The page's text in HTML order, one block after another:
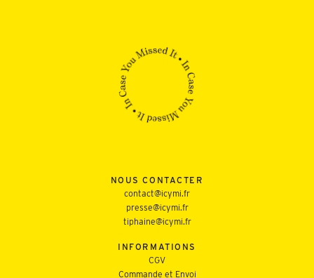
NOUS CONTACTER
contact@icymi.fr
presse@icymi.fr
tiphaine@icymi.fr
INFORMATIONS
CGV
Commande et Envoi